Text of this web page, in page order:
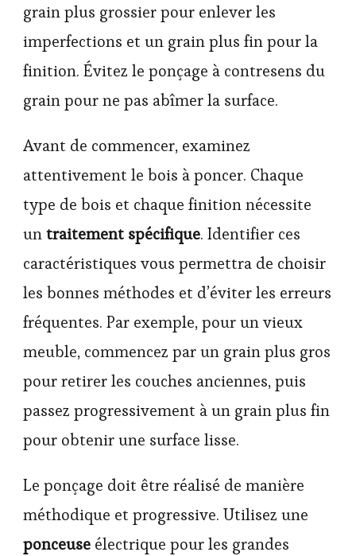
grain plus grossier pour enlever les
imperfections et un grain plus fin pour la
finition. Évitez le ponçage à contresens du
grain pour ne pas abîmer la surface.
Avant de commencer, examinez
attentivement le bois à poncer. Chaque
type de bois et chaque finition nécessite
untraitement spécifique. Identifier ces
caractéristiques vous permettra de choisir
les bonnes méthodes et d’éviter les erreurs
fréquentes. Par exemple, pour un vieux
meuble, commencez par un grain plus gros
pour retirer les couches anciennes, puis
passez progressivement à un grain plus fin
pour obtenir une surface lisse.
Le ponçage doit être réalisé de manière
méthodique et progressive. Utilisez une
ponceuse électrique pour les grandes